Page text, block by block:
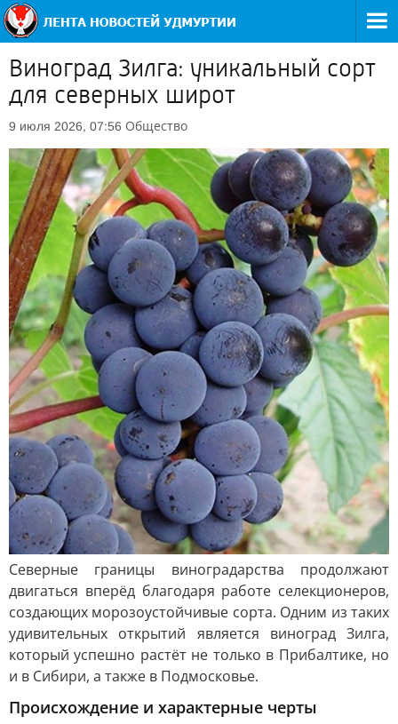
Виноград Зилга: уникальный сорт
для северных широт
9 июля 2026, 07:56 Общество
Северные границы виноградарства продолжают
двигаться вперёд благодаря работе селекционеров,
создающих морозоустойчивые сорта. Одним из таких
удивительных открытий является виноград Зилга,
который успешно растёт не только в Прибалтике, но
и в Сибири, а также в Подмосковье.
Происхождение и характерные черты